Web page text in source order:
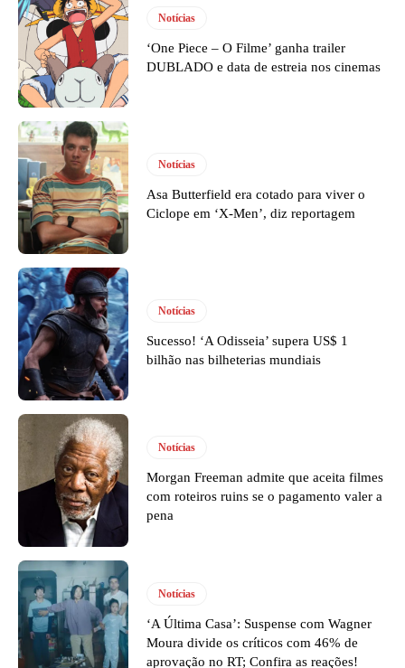
Notícias
‘One Piece – O Filme’ ganha trailer
DUBLADO e data de estreia nos cinemas
Notícias
Asa Butterfield era cotado para viver o
Ciclope em ‘X-Men’, diz reportagem
Notícias
Sucesso! ‘A Odisseia’ supera US$ 1
bilhão nas bilheterias mundiais
Notícias
Morgan Freeman admite que aceita filmes
com roteiros ruins se o pagamento valer a
pena
Notícias
‘A Última Casa’: Suspense com Wagner
Moura divide os críticos com 46% de
aprovação no RT; Confira as reações!